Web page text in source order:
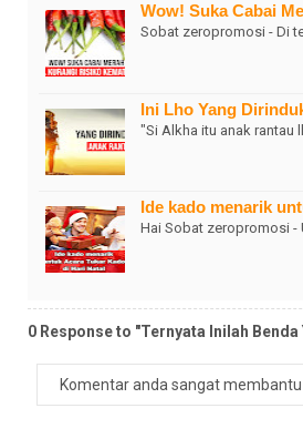
Wow! Suka Cabai
Sobat zeropromosi - Di
Ini Lho Yang
"Si Alkha itu anak rantau
Ide kado menarik
Hai Sobat zeropromosi -
0 Response to "Ternyata Inilah
Komentar anda sangat